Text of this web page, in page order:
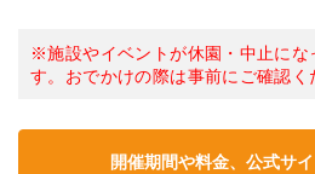
※施設やイベントが休園・中止にな
す。おでかけの際は事前にご確認く
開催期間や料金、公式サ